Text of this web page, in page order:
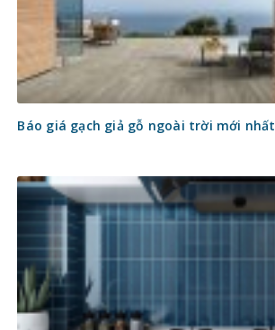
Báo giá gạch giả gỗ ngoài trời mới nhất